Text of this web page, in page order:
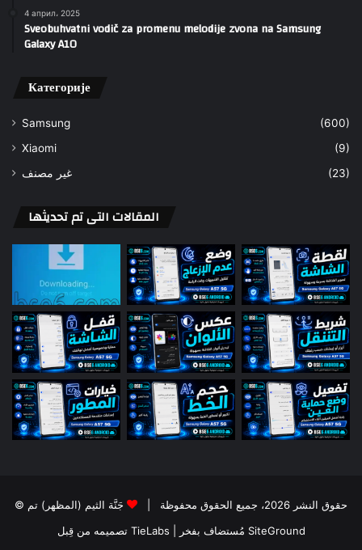
4 април، 2025
Sveobuhvatni vodič za promenu melodije zvona na Samsung
Galaxy A10
Категорије
Samsung
(600)
Xiaomi
(9)
غير مصنف
(23)
المقالات التى تم تحديثها
© حقوق النشر 2026، جميع الحقوق محفوظة |
جَنَّة الثيم (المظهر) تم
تصميمه من قِبل TieLabs
SiteGround